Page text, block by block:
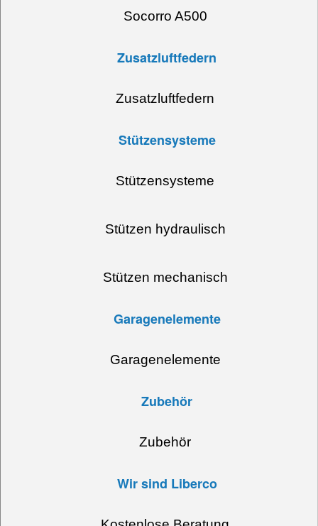
Socorro A500
Zusatzluftfedern
Zusatzluftfedern
Stützensysteme
Stützensysteme
Stützen hydraulisch
Stützen mechanisch
Garagenelemente
Garagenelemente
Zubehör
Zubehör
Wir sind Liberco